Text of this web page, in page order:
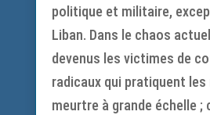
politique et militaire,
Liban. Dans le chaos
devenus les victimes de
radicaux qui pratiquent
meurtre à grande échelle ;